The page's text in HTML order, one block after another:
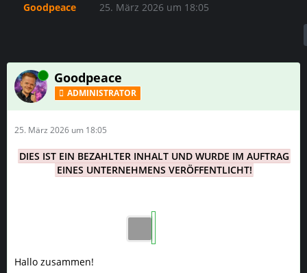
Goodpeace 25. März 2026 um 18:05
Online Goodpeace
ADMINISTRATOR
25. März 2026 um 18:05
DIES IST EIN BEZAHLTER INHALT UND WURDE IM AUFTRAG
EINES UNTERNEHMENS VERÖFFENTLICHT!
Hallo zusammen!